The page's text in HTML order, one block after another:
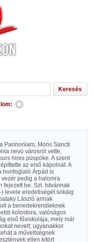
Pannoniam, Mons Sancti
nevü városról vette,
hires püspöke. A szent
az első kápolnát. A
honfoglaló Árpád is
pedig a halomra
fejezett be. Szt. Istvánnak
levele eredetiségét sokáig
László annak
a benedekrendieknek
kolostora, valóságos
első fősiskolája, mely már
nevelt; ugyanakkor
a műveltségnek
ellen kitört